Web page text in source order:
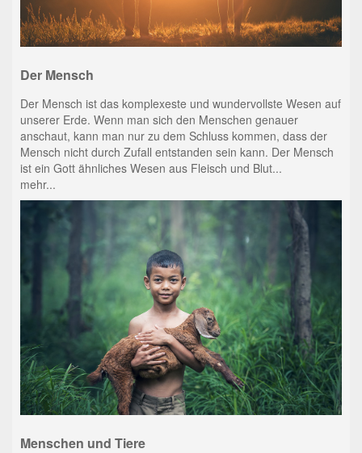
Der Mensch
Der Mensch ist das komplexeste und wundervollste Wesen auf
unserer Erde. Wenn man sich den Menschen genauer
anschaut, kann man nur zu dem Schluss kommen, dass der
Mensch nicht durch Zufall entstanden sein kann. Der Mensch
ist ein Gott ähnliches Wesen aus Fleisch und Blut...
mehr...
Menschen und Tiere